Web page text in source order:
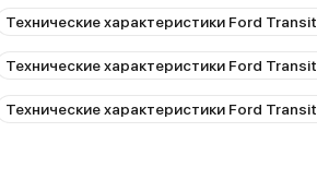
пятьдесят»
путем установки
варианту –
автомат
едешь, его не слышно. Теперь о
Технические характеристики Ford
Технические характеристики Ford
Технические характеристики Ford